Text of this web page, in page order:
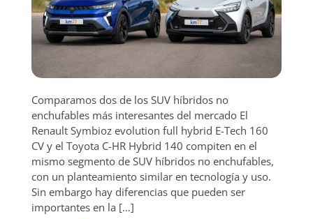
Comparamos dos de los SUV híbridos no
enchufables más interesantes del mercado El
Renault Symbioz evolution full hybrid E-Tech 160
CV y el Toyota C-HR Hybrid 140 compiten en el
mismo segmento de SUV híbridos no enchufables,
con un planteamiento similar en tecnología y uso.
Sin embargo hay diferencias que pueden ser
importantes en la […]